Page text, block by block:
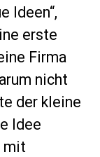
Ideen“,
erste
Firma
nicht
der kleine
Idee
mit